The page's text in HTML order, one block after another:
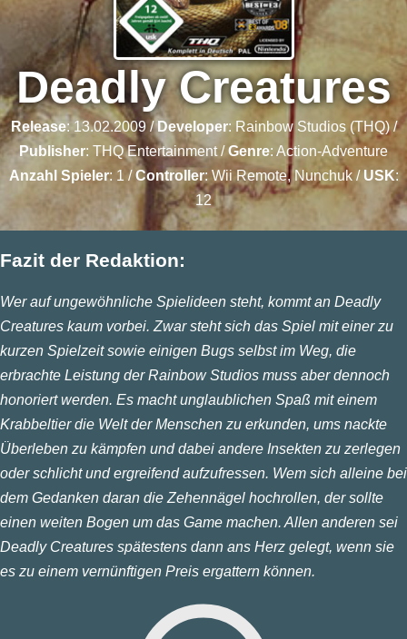
Deadly Creatures
Release: 13.02.2009 /Developer: Rainbow Studios (THQ)/
Publisher: THQ Entertainment/Genre: Action-Adventure
Anzahl Spieler: 1 /Controller: Wii Remote, Nunchuk / USK:
12
Fazit der Redaktion:
Wer auf ungewöhnliche Spielideen steht, kommt an Deadly
Creatures kaum vorbei. Zwar steht sich das Spiel mit einer zu
kurzen Spielzeit sowie einigen Bugs selbst im Weg, die
erbrachte Leistung der Rainbow Studios muss aber dennoch
honoriert werden. Es macht unglaublichen Spaß mit einem
Krabbeltier die Welt der Menschen zu erkunden, ums nackte
Überleben zu kämpfen und dabei andere Insekten zu zerlegen
oder schlicht und ergreifend aufzufressen. Wem sich alleine bei
dem Gedanken daran die Zehennägel hochrollen, der sollte
einen weiten Bogen um das Game machen. Allen anderen sei
Deadly Creatures spätestens dann ans Herz gelegt, wenn sie
es zu einem vernünftigen Preis ergattern können.